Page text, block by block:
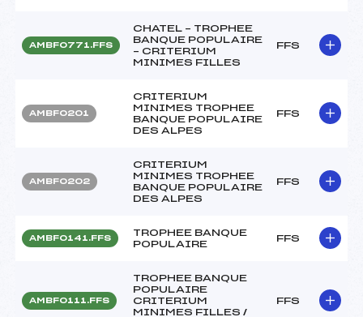
AMBF0771.FFS
CHATEL – TROPHEE
BANQUE POPULAIRE
– CRITERIUM
MINIMES FILLES
FFS
AMBF0201
CRITERIUM
MINIMES TROPHEE
BANQUE POPULAIRE
DES ALPES
FFS
AMBF0202
CRITERIUM
MINIMES TROPHEE
BANQUE POPULAIRE
DES ALPES
FFS
AMBF0141.FFS
TROPHEE BANQUE
POPULAIRE
FFS
AMBF0111.FFS
TROPHEE BANQUE
POPULAIRE
CRITERIUM
MINIMES FILLES /
FFS